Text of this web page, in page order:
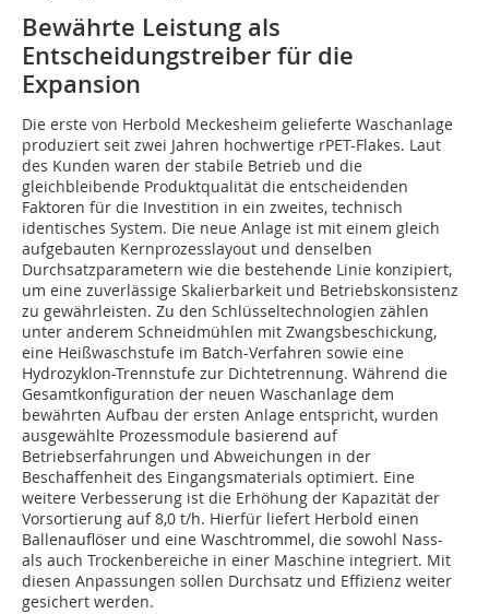
Bewährte Leistung als
Entscheidungstreiber für die
Expansion
Die erste von Herbold Meckesheim gelieferte Waschanlage
produziert seit zwei Jahren hochwertige rPET-Flakes. Laut
des Kunden waren der stabile Betrieb und die
gleichbleibende Produktqualität die entscheidenden
Faktoren für die Investition in ein zweites, technisch
identisches System. Die neue Anlage ist mit einem gleich
aufgebauten Kernprozesslayout und denselben
Durchsatzparametern wie die bestehende Linie konzipiert,
um eine zuverlässige Skalierbarkeit und Betriebskonsistenz
zu gewährleisten. Zu den Schlüsseltechnologien zählen
unter anderem Schneidmühlen mit Zwangsbeschickung,
eine Heißwaschstufe im Batch-Verfahren sowie eine
Hydrozyklon-Trennstufe zur Dichtetrennung. Während die
Gesamtkonfiguration der neuen Waschanlage dem
bewährten Aufbau der ersten Anlage entspricht, wurden
ausgewählte Prozessmodule basierend auf
Betriebserfahrungen und Abweichungen in der
Beschaffenheit des Eingangsmaterials optimiert. Eine
weitere Verbesserung ist die Erhöhung der Kapazität der
Vorsortierung auf 8,0 t/h. Hierfür liefert Herbold einen
Ballenauflöser und eine Waschtrommel, die sowohl Nass-
als auch Trockenbereiche in einer Maschine integriert. Mit
diesen Anpassungen sollen Durchsatz und Effizienz weiter
gesichert werden.